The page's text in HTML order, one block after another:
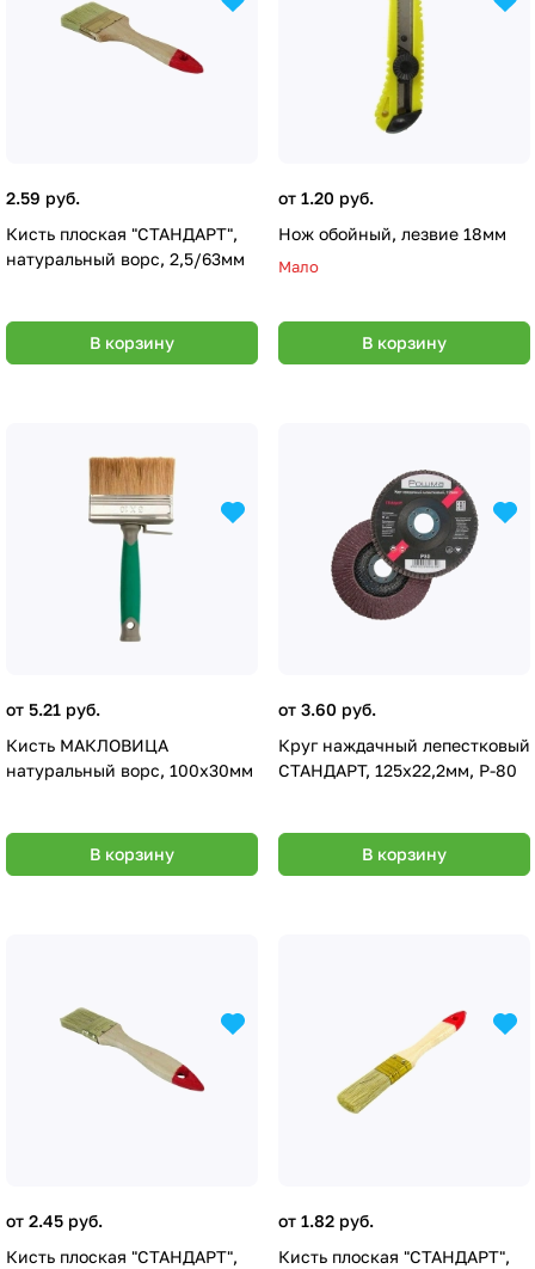
2.59 руб.
Кисть плоская "СТАНДАРТ",
натуральный ворс, 2,5/63мм
В корзину
от 1.20 руб.
Нож обойный, лезвие 18мм
Мало
В корзину
от 5.21 руб.
Кисть МАКЛОВИЦА
натуральный ворс, 100х30мм
В корзину
от 3.60 руб.
Круг наждачный лепестковый
СТАНДАРТ, 125х22,2мм, Р-80
В корзину
от 2.45 руб.
Кисть плоская "СТАНДАРТ",
от 1.82 руб.
Кисть плоская "СТАНДАРТ",